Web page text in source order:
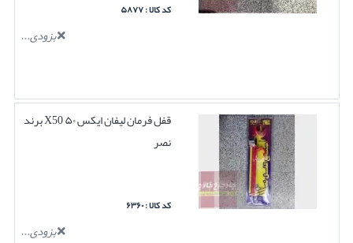
کد کالا : ۵۸۷۷
بزودی...
قفل فرمان لیفان ایکس ۵۰ X50 برند
نصر
کد کالا : ۶۳۶۰
بزودی...